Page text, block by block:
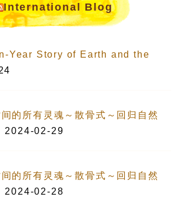
International Blog
Year Story of Earth and the
的所有灵魂～散骨式～回归自然
2024-02-29
的所有灵魂～散骨式～回归自然
2024-02-28